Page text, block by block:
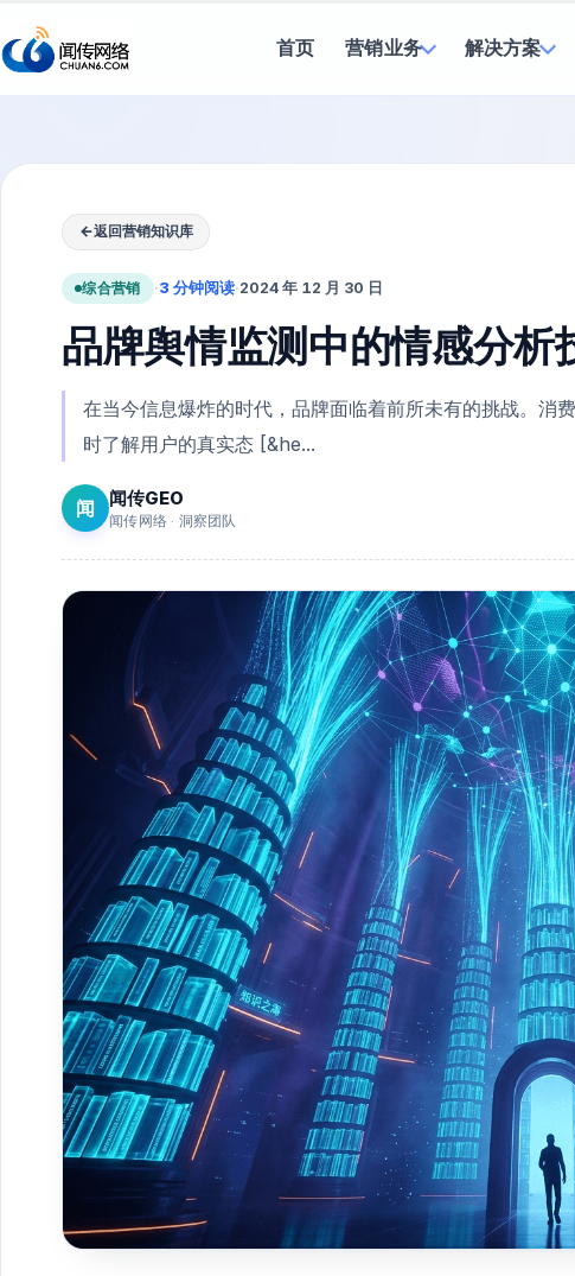
首页 营销业务 解决方案
←返回营销知识库
综合营销 ·3 分钟阅读·2024 年 12 月 30 日
品牌舆情监测中的情感分
在当今信息爆炸的时代，品牌面临着前所未有的挑战。消
时了解用户的真实态 [&he...
闻 闻传GEO
闻传网络 · 洞察团队